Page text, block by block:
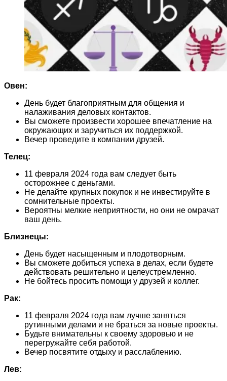
Овен:
День будет благоприятным для общения и
налаживания деловых контактов.
Вы сможете произвести хорошее впечатление на
окружающих и заручиться их поддержкой.
Вечер проведите в компании друзей.
Телец:
11 февраля 2024 года вам следует быть
осторожнее с деньгами.
Не делайте крупных покупок и не инвестируйте в
сомнительные проекты.
Вероятны мелкие неприятности, но они не омрачат
ваш день.
Близнецы:
День будет насыщенным и плодотворным.
Вы сможете добиться успеха в делах, если будете
действовать решительно и целеустремленно.
Не бойтесь просить помощи у друзей и коллег.
Рак:
11 февраля 2024 года вам лучше заняться
рутинными делами и не браться за новые проекты.
Будьте внимательны к своему здоровью и не
перегружайте себя работой.
Вечер посвятите отдыху и расслаблению.
Лев: